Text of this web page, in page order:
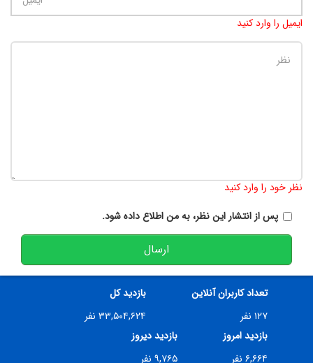
ایمیل را وارد کنید
نظر خود را وارد کنید
پس از انتشار این نظر، به من اطلاع داده شود.
ارسال
تعداد کاربران آنلاین
۱۲۷ نفر
بازدید کل
۳۳,۵۰۴,۶۲۴ نفر
بازدید امروز
۶,۶۶۴ نفر
بازدید دیروز
۹,۷۶۵ نفر